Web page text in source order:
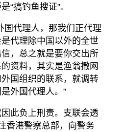
“搞钓鱼搜证”。
国代理人，那我们正代理
代理除中国以外的全世
，总之就是要你交出所
资料，其实是渔翁撒网
国组织的联系，就调转
外国代理人。”
此负上刑责。支联会透
香港警察总部，向警务